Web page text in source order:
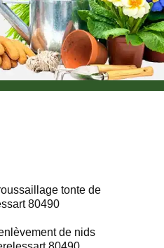
tonte de
80490
de nids